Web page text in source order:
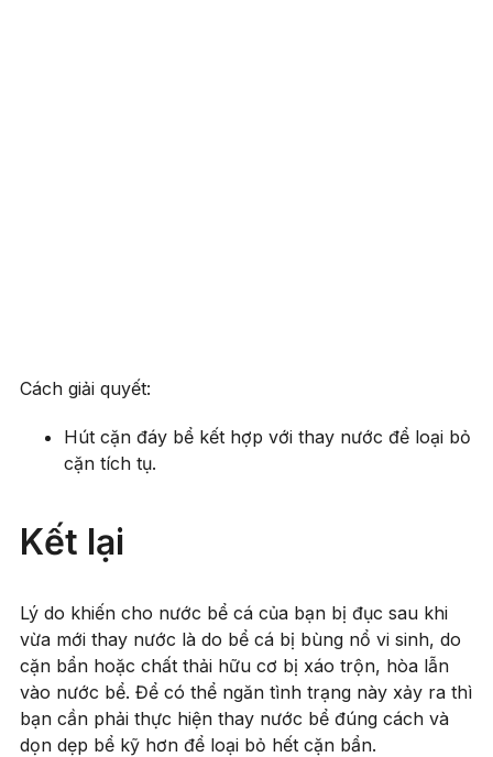
Cách giải quyết:
Hút cặn đáy bể kết hợp với thay nước để loại bỏ
cặn tích tụ.
Kết lại
Lý do khiến cho nước bể cá của bạn bị đục sau khi
vừa mới thay nước là do bể cá bị bùng nổ vi sinh, do
cặn bẩn hoặc chất thải hữu cơ bị xáo trộn, hòa lẫn
vào nước bể. Để có thể ngăn tình trạng này xảy ra thì
bạn cần phải thực hiện thay nước bể đúng cách và
dọn dẹp bể kỹ hơn để loại bỏ hết cặn bẩn.